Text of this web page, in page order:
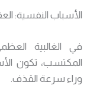
الأسباب النفسية:
في الغالبية
المكتسب، تكون
وراء سرعة القذف.